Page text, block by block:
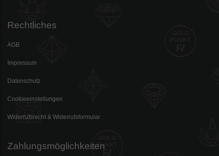
Rechtliches
AGB
Impressum
Datenschutz
Cookieeinstellungen
Widerrufsrecht & Widerrufsformular
Zahlungsmöglichkeiten